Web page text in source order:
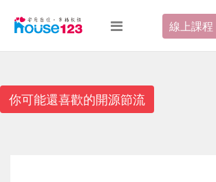
線上課程
你可能還喜歡的開源節流